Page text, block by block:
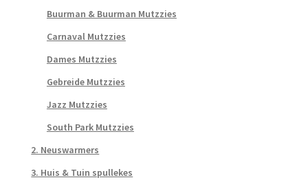
Buurman & Buurman Mutzzies
Carnaval Mutzzies
Dames Mutzzies
Gebreide Mutzzies
Jazz Mutzzies
South Park Mutzzies
2. Neuswarmers
3. Huis & Tuin spullekes